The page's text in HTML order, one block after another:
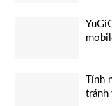
tránh